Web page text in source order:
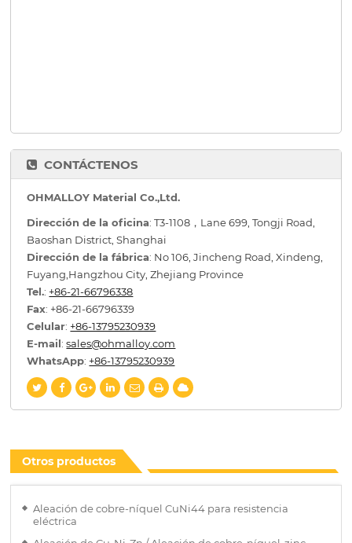
CONTÁCTENOS
OHMALLOY Material Co.,Ltd.
Dirección de la oficina: T3-1108，Lane 699, Tongji Road,
Baoshan District, Shanghai
Dirección de la fábrica: No 106, Jincheng Road, Xindeng,
Fuyang,Hangzhou City, Zhejiang Province
Tel.: +86-21-66796338
Fax: +86-21-66796339
Celular: +86-13795230939
E-mail:sales@ohmalloy.com
WhatsApp: +86-13795230939
Otros productos
Aleación de cobre-níquel CuNi44 para resistencia
eléctrica